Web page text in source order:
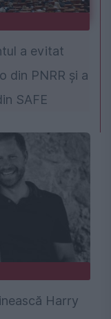
a evitat
din PNRR și a
SAFE
Harry